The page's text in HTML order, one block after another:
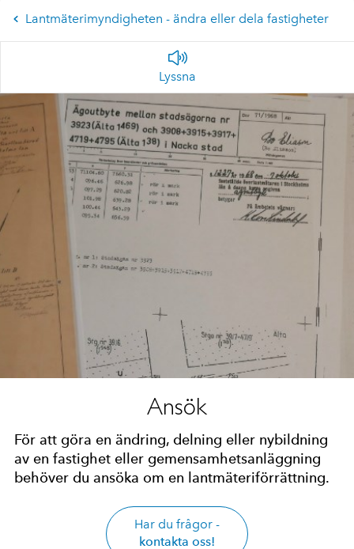
Lantmäterimyndigheten - ändra eller dela fastigheter
Lyssna
Ansök
För att göra en ändring, delning eller nybildning
av en fastighet eller gemensamhetsanläggning
behöver du ansöka om en lantmäteriförrättning.
Har du frågor -
kontakta oss!